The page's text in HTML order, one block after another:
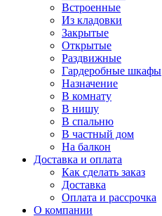
Встроенные
Из кладовки
Закрытые
Открытые
Раздвижные
Гардеробные шкафы
Назначение
В комнату
В нишу
В спальню
В частный дом
На балкон
Доставка и оплата
Как сделать заказ
Доставка
Оплата и рассрочка
О компании